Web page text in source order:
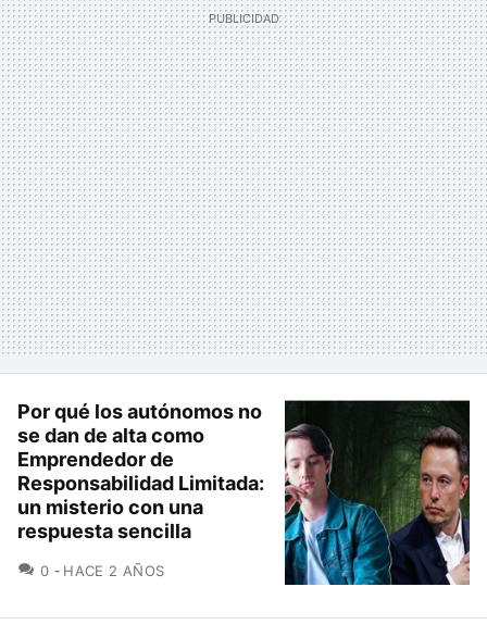
Por qué los autónomos no
se dan de alta como
Emprendedor de
Responsabilidad Limitada:
un misterio con una
respuesta sencilla
0 COMENTARIOS
HACE 2 AÑOS